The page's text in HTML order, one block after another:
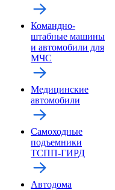
Командно-
штабные машины
и автомобили для
МЧС
Медицинские
автомобили
Самоходные
подъемники
ТСПП-ГИРД
Автодома